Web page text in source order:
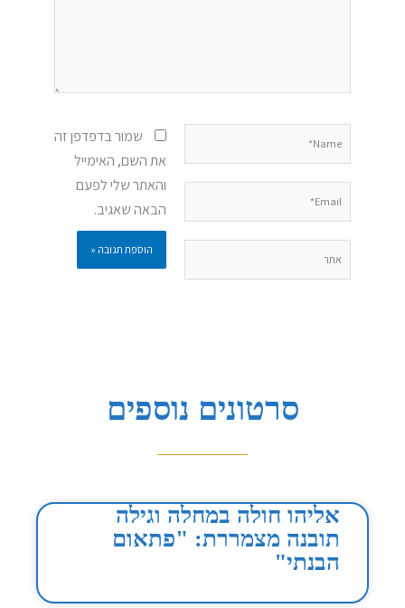
שמור בדפדפן זה
את השם, האימייל
והאתר שלי לפעם
הבאה שאגיב.
סרטונים נוספים
אליהו חולה במחלה וגילה
תובנה מצמררת: "פתאום
הבנתי"